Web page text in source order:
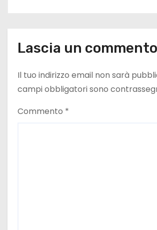
Lascia un commento
Il tuo indirizzo email non sarà
campi obbligatori sono
Commento *